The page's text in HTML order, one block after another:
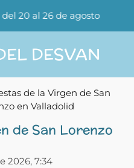
20 al 26 de agosto
DESVAN
de la Virgen de San
en Valladolid
de San Lorenzo
2026, 7:34